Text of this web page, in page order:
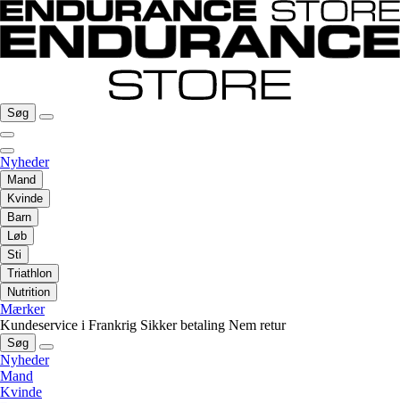
Søg
Nyheder
Mand
Kvinde
Barn
Løb
Sti
Triathlon
Nutrition
Mærker
Kundeservice i Frankrig Sikker betaling Nem retur
Søg
Nyheder
Mand
Kvinde